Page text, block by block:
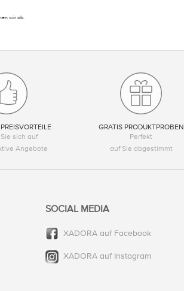
wir ab.
sich auf
Angebote
GRATIS PRODUKTPROBEN
Perfekt
auf Sie abgestimmt
SOCIAL MEDIA
XADORA auf Facebook
XADORA auf Instagram